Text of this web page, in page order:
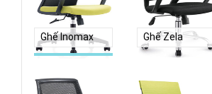
Ghế Inomax Ghế Zela